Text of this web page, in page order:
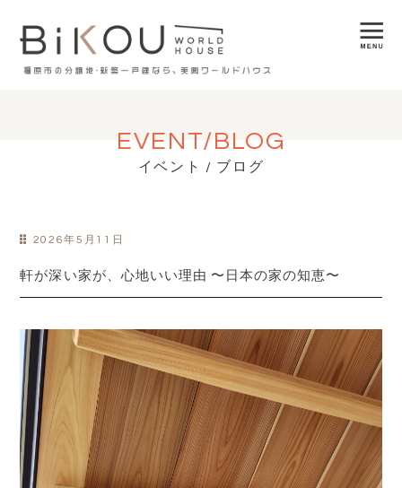
EVENT/BLOG
イベント / ブログ
2026年5月11日
軒が深い家が、心地いい理由 〜日本の家の知恵〜